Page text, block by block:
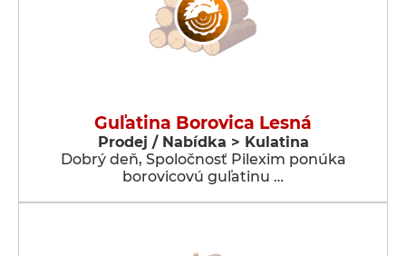
Guľatina Borovica Lesná
Prodej / Nabídka > Kulatina
Dobrý deň, Spoločnosť Pilexim ponúka
borovicovú guľatinu …